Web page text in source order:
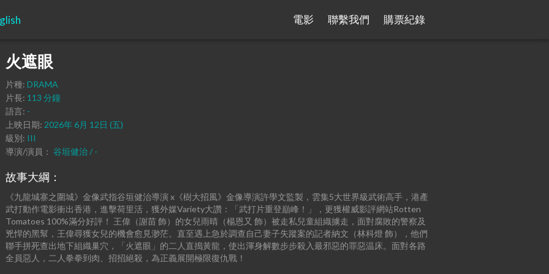
電影 聯繫我們 購票紀錄
火遮眼
片種: DRAMA
片長: 113 分鐘
語言: -
上映日期: 2026年 6月 12日 (五)
級別: III
導演/演員： 谷垣健治 / -
故事大綱：
《九龍城寨之圍城》金像武指谷垣健治導演 x《樹大招風》金像導演許學文監製，雲集5大世界級武術高手，港產
武打動作電影衝出香港，進擊荷里活，獲外媒Variety大讚：「武打片重登巔峰！」，更獲權威影評網站Rotten
Tomatoes 100%滿分好評！ 王偉（謝苗 飾）的女兒雨晴（楊恩又 飾）被走私兒童組織擄走，面對腐敗的警察及
兇悍的黑幫，王偉尋獲女兒的機會愈見渺茫。直至遇上急於調查自己妻子失蹤案的記者納文（林科燈 飾），他們
聯手拼死查出地下組織巢穴，「火遮眼」的二人直搗黃龍，使出渾身解數步步殺入最邪惡的罪惡温床。面對各路
全員惡人，二人拳拳到肉、招招絕殺，為正義展開極限復仇戰！